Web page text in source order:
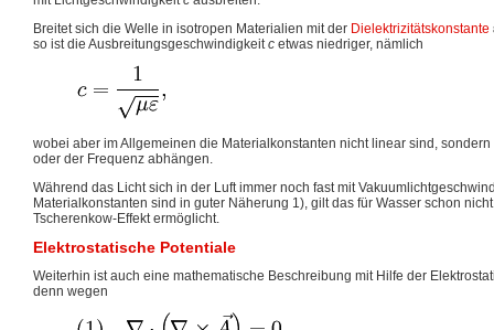
Breitet sich die Welle in isotropen Materialien mit der Dielektrizitätskonstante
so ist die Ausbreitungsgeschwindigkeitc etwas niedriger, nämlich
wobei aber im Allgemeinen die Materialkonstanten nicht linear sind,
oder der Frequenz abhängen.
Während das Licht sich in der Luft immer noch fast mit
Materialkonstanten sind in guter Näherung 1), gilt das für Wasser schon
Tscherenkow-Effekt ermöglicht.
Elektrostatische Potentiale
Weiterhin ist auch eine mathematische Beschreibung mit Hilfe der
denn wegen